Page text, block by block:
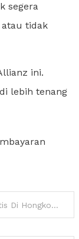
segera
tidak
ini.
lebih tenang
Tiket Jakarta Hongkong: Destinasi Romantis Di Hongkong Yang Tepat Untuk Bulan Madu